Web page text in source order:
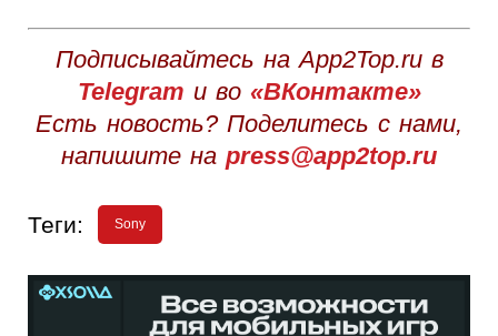
Подписывайтесь на App2Top.ru в
Telegram и во «ВКонтакте»
Есть новость? Поделитесь с нами,
напишите на press@app2top.ru
Теги: Sony